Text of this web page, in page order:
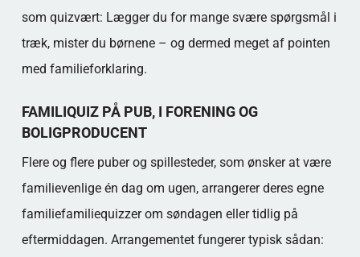
som quizvært: Lægger du for mange svære spørgsmål i
træk, mister du børnene – og dermed meget af pointen
med familieforklaring.
FAMILIQUIZ PÅ PUB, I FORENING OG
BOLIGPRODUCENT
Flere og flere puber og spillesteder, som ønsker at være
familievenlige én dag om ugen, arrangerer deres egne
familiefamiliequizzer om søndagen eller tidlig på
eftermiddagen. Arrangementet fungerer typisk sådan: